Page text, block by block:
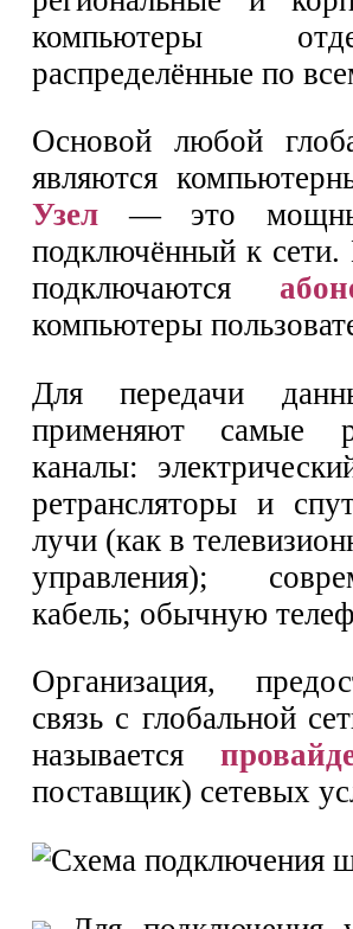
компьютеры
распределённые по
Основой любой
являются
Узел — это
подключённый к
подключаются
компьютеры
Для передачи
применяют самые
каналы:
ретрансляторы и
лучи (как в
управления);
кабель; обычную
Организация,
связь с глобальной
называется
поставщик) сетевых